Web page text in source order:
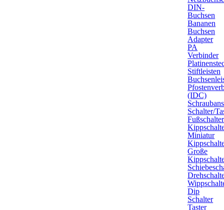
DIN-
Buchsen
Bananen
Buchsen
Adapter
PA
Verbinder
Stiftleisten
(IDC)
Schalter/
Fußschalter
Miniatur
Große
Dip
Schalter
Taster